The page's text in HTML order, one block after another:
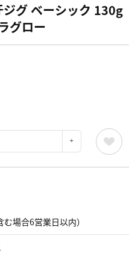
グ ベーシック 130g
グロー
場合6営業日以内）